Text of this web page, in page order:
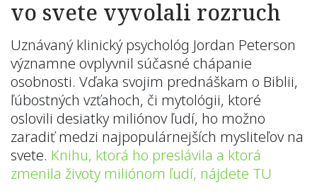
vo svete vyvolali rozruch
Uznávaný klinický psychológ Jordan Peterson
významne ovplyvnil súčasné chápanie
osobnosti. Vďaka svojim prednáškam o Biblii,
ľúbostných vzťahoch, či mytológii, ktoré
oslovili desiatky miliónov ľudí, ho možno
zaradiť medzi najpopulárnejších mysliteľov na
svete. Knihu, ktorá ho preslávila a ktorá
zmenila životy miliónom ľudí, nájdete TU